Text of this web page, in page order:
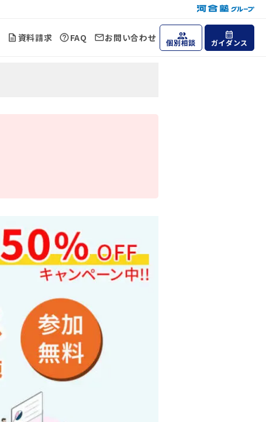
資料請求 FAQ お問い合わせ 個別相談 ガイダンス